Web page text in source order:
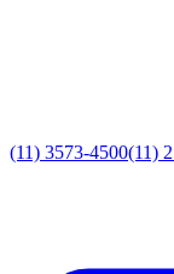
(11) 3573-4500(11)